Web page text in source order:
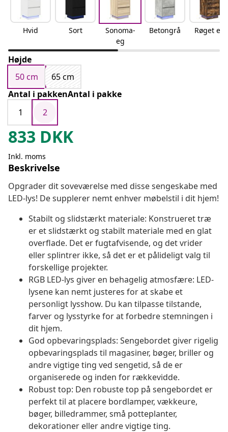
Hvid Sort
Sonoma-
eg
Betongrå Røget eg
Højde
50 cm
65 cm
Antal i pakkenAntal i pakke
1
2
833 DKK
Inkl. moms
Beskrivelse
Opgrader dit soveværelse med disse sengeskabe med
LED-lys! De supplerer nemt enhver møbelstil i dit hjem!
Stabilt og slidstærkt materiale: Konstrueret træ
er et slidstærkt og stabilt materiale med en glat
overflade. Det er fugtafvisende, og det vrider
eller splintrer ikke, så det er et pålideligt valg til
forskellige projekter.
RGB LED-lys giver en behagelig atmosfære: LED-
lysene kan nemt justeres for at skabe et
personligt lysshow. Du kan tilpasse tilstande,
farver og lysstyrke for at forbedre stemningen i
dit hjem.
God opbevaringsplads: Sengebordet giver rigelig
opbevaringsplads til magasiner, bøger, briller og
andre vigtige ting ved sengetid, så de er
organiserede og inden for rækkevidde.
Robust top: Den robuste top på sengebordet er
perfekt til at placere bordlamper, vækkeure,
bøger, billedrammer, små potteplanter,
dekorationer eller andre vigtige ting.